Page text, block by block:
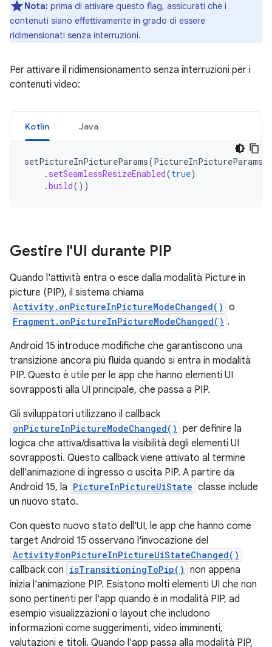
Nota: prima di attivare questo flag, assicurati che i
contenuti siano effettivamente in grado di essere
ridimensionati senza interruzioni.
Per attivare il ridimensionamento senza interruzioni per i
contenuti video:
Kotlin Java
setPictureInPictureParams(PictureInPictureParams
. setSeamlessResizeEnabled(true)
.build())
Gestire l'UI durante PIP
Quando l'attività entra o esce dalla modalità Picture in
picture (PIP), il sistema chiama
Activity.onPictureInPictureModeChanged() o
Fragment.onPictureInPictureModeChanged() .
Android 15 introduce modifiche che garantiscono una
transizione ancora più fluida quando si entra in modalità
PIP. Questo è utile per le app che hanno elementi UI
sovrapposti alla UI principale, che passa a PIP.
Gli sviluppatori utilizzano il callback
onPictureInPictureModeChanged() per definire la
logica che attiva/disattiva la visibilità degli elementi UI
sovrapposti. Questo callback viene attivato al termine
dell'animazione di ingresso o uscita PIP. A partire da
Android 15, la PictureInPictureUiState classe include
un nuovo stato.
Con questo nuovo stato dell'UI, le app che hanno come
target Android 15 osservano l'invocazione del
Activity#onPictureInPictureUiStateChanged()
callback con isTransitioningToPip() non appena
inizia l'animazione PIP. Esistono molti elementi UI che non
sono pertinenti per l'app quando è in modalità PIP, ad
esempio visualizzazioni o layout che includono
informazioni come suggerimenti, video imminenti,
valutazioni e titoli. Quando l'app passa alla modalità PIP,